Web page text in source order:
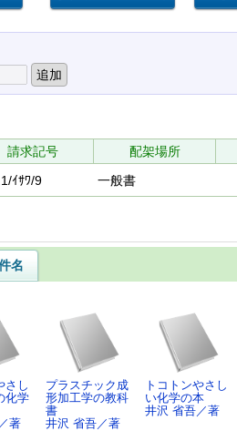
請求記号 配架場所
ｲｻﾜ/9 一般書
名
さし
化学
著
プラスチック成
形加工学の教科
書
井沢 省吾／著
トコトンやさし
い化学の本
井沢 省吾／著